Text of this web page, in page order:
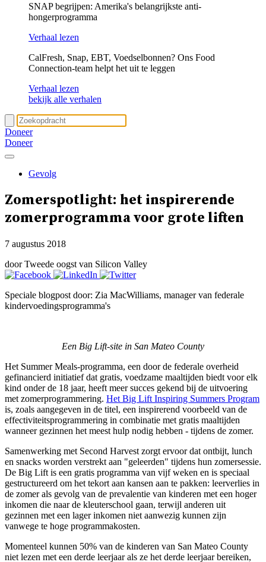
SNAP begrijpen: Amerika's belangrijkste anti-
hongerprogramma
Verhaal lezen
CalFresh, Snap, EBT, Voedselbonnen? Ons Food
Connection-team helpt het uit te leggen
Verhaal lezen
bekijk alle verhalen
Doneer
Doneer
Gevolg
Zomerspotlight: het inspirerende
zomerprogramma voor grote liften
7 augustus 2018
door Tweede oogst van Silicon Valley
Speciale blogpost door: Zia MacWilliams, manager van federale
kindervoedingsprogramma's
Een Big Lift-site in San Mateo County
Het Summer Meals-programma, een door de federale overheid
gefinancierd initiatief dat gratis, voedzame maaltijden biedt voor elk
kind onder de 18 jaar, heeft meer succes gekend bij de uitvoering
met zomerprogrammering. Het Big Lift Inspiring Summers Program
is, zoals aangegeven in de titel, een inspirerend voorbeeld van de
effectiviteitsprogrammering in combinatie met gratis maaltijden
wanneer gezinnen het meest hulp nodig hebben - tijdens de zomer.
Samenwerking met Second Harvest zorgt ervoor dat ontbijt, lunch
en snacks worden verstrekt aan "geleerden" tijdens hun zomersessie.
De Big Lift is een gratis programma van vijf weken en is speciaal
gestructureerd om het tekort aan kansen aan te pakken: leerverlies in
de zomer als gevolg van de prevalentie van kinderen met een hoger
inkomen die naar de kleuterschool gaan, terwijl anderen uit
gezinnen met een lager inkomen niet aanwezig kunnen zijn
vanwege te hoge programmakosten.
Momenteel kunnen 50% van de kinderen van San Mateo County
niet lezen met een derde leerjaar als ze het derde leerjaar bereiken,